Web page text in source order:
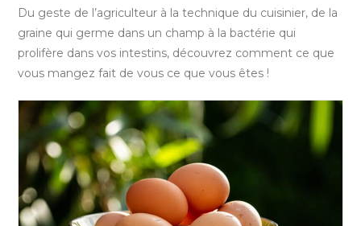
Du geste de l’agriculteur à la technique du cuisinier, de la
graine qui germe dans un champ à la bactérie qui
prolifère dans vos intestins, découvrez comment ce que
vous mangez fait de vous ce que vous êtes !